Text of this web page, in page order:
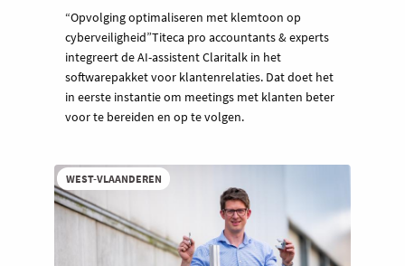
“Opvolging optimaliseren met klemtoon op
cyberveiligheid”Titeca pro accountants & experts
integreert de AI-assistent Claritalk in het
softwarepakket voor klantenrelaties. Dat doet het
in eerste instantie om meetings met klanten beter
voor te bereiden en op te volgen.
WEST-VLAANDEREN